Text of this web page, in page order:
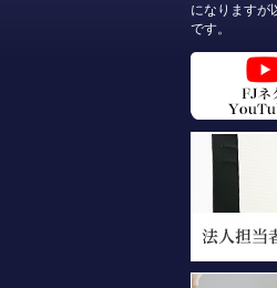
になりますが
です。